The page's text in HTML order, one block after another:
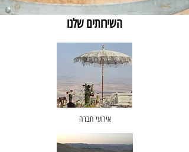
השירותים שלנו
אירועי חברה